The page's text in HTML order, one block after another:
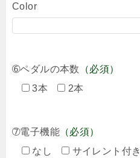
Color
➅ペダルの本数
（必須）
3本
2本
➆電子機能 （必須）
なし
サイレント付き